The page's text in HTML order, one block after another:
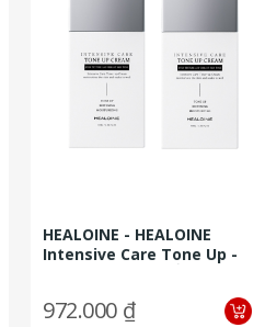
HEALOINE - HEALOINE
Intensive Care Tone Up -
972.000 ₫